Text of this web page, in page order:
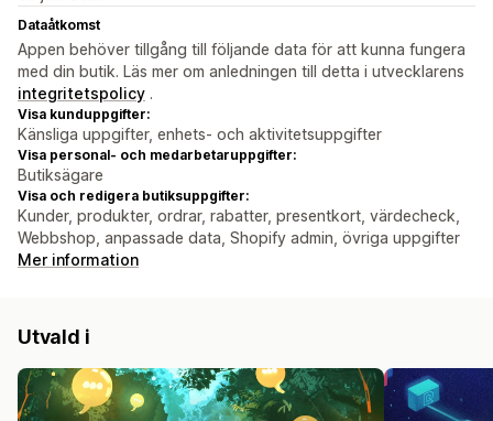
Dataåtkomst
Appen behöver tillgång till följande data för att kunna fungera
med din butik. Läs mer om anledningen till detta i utvecklarens
integritetspolicy .
Visa kunduppgifter:
Känsliga uppgifter, enhets- och aktivitetsuppgifter
Visa personal- och medarbetaruppgifter:
Butiksägare
Visa och redigera butiksuppgifter:
Kunder, produkter, ordrar, rabatter, presentkort, värdecheck,
Webbshop, anpassade data, Shopify admin, övriga uppgifter
Mer information
Utvald i